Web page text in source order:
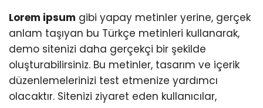
Lorem ipsum gibi yapay metinler yerine, gerçek
anlam taşıyan bu Türkçe metinleri kullanarak,
demo sitenizi daha gerçekçi bir şekilde
oluşturabilirsiniz. Bu metinler, tasarım ve içerik
düzenlemelerinizi test etmenize yardımcı
olacaktır. Sitenizi ziyaret eden kullanıcılar,